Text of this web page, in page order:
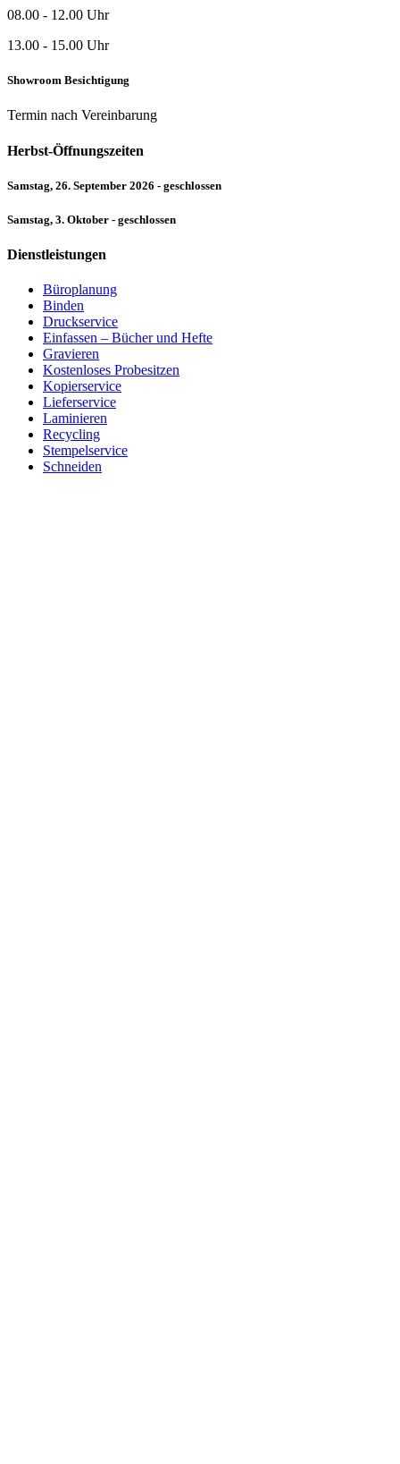
08.00 - 12.00 Uhr
13.00 - 15.00 Uhr
Showroom Besichtigung
Termin nach Vereinbarung
Herbst-Öffnungszeiten
Samstag, 26. September 2026 - geschlossen
Samstag, 3. Oktober - geschlossen
Dienstleistungen
Büroplanung
Binden
Druckservice
Einfassen – Bücher und Hefte
Gravieren
Kostenloses Probesitzen
Kopierservice
Lieferservice
Laminieren
Recycling
Stempelservice
Schneiden